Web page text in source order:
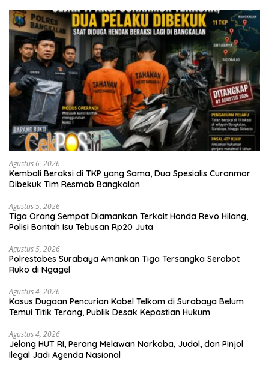
Agustus 6, 2026
Kembali Beraksi di TKP yang Sama, Dua Spesialis Curanmor
Dibekuk Tim Resmob Bangkalan
Agustus 5, 2026
Tiga Orang Sempat Diamankan Terkait Honda Revo Hilang,
Polisi Bantah Isu Tebusan Rp20 Juta
Agustus 5, 2026
Polrestabes Surabaya Amankan Tiga Tersangka Serobot
Ruko di Ngagel
Agustus 4, 2026
Kasus Dugaan Pencurian Kabel Telkom di Surabaya Belum
Temui Titik Terang, Publik Desak Kepastian Hukum
Agustus 4, 2026
Jelang HUT RI, Perang Melawan Narkoba, Judol, dan Pinjol
Ilegal Jadi Agenda Nasional